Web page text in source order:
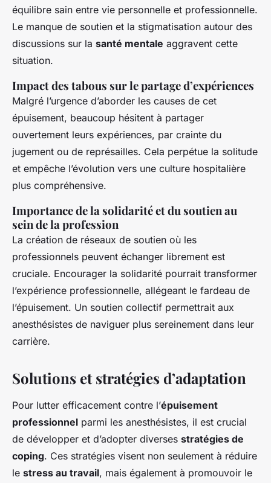
équilibre sain entre vie personnelle et professionnelle.
Le manque de soutien et la stigmatisation autour des
discussions sur la santé mentale aggravent cette
situation.
Impact des tabous sur le partage d’expériences
Malgré l’urgence d’aborder les causes de cet
épuisement, beaucoup hésitent à partager
ouvertement leurs expériences, par crainte du
jugement ou de représailles. Cela perpétue la solitude
et empêche l’évolution vers une culture hospitalière
plus compréhensive.
Importance de la solidarité et du soutien au
sein de la profession
La création de réseaux de soutien où les
professionnels peuvent échanger librement est
cruciale. Encourager la solidarité pourrait transformer
l’expérience professionnelle, allégeant le fardeau de
l’épuisement. Un soutien collectif permettrait aux
anesthésistes de naviguer plus sereinement dans leur
carrière.
Solutions et stratégies d’adaptation
Pour lutter efficacement contre l’épuisement
professionnel parmi les anesthésistes, il est crucial
de développer et d’adopter diverses stratégies de
coping. Ces stratégies visent non seulement à réduire
le stress au travail, mais également à promouvoir le